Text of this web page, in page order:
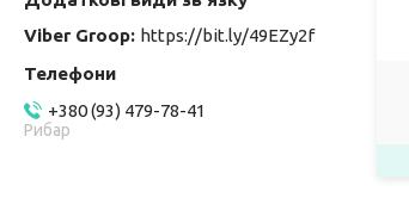
Viber Groop https://bit.ly/49EZy2f
+380 (93) 479-78-41
Рибар